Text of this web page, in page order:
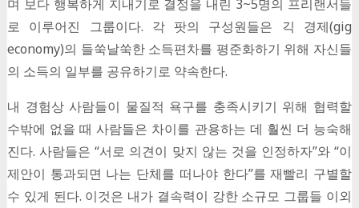
며 보다 행복하게 지내기로 결정을 내린 3~5명의 프리랜서들
로 이루어진 그룹이다. 각 팟의 구성원들은 긱 경제(gig
economy)의 들쑥날쑥한 소득편차를 평준화하기 위해 자신들
의 소득의 일부를 공유하기로 약속한다.
내 경험상 사람들이 물질적 욕구를 충족시키기 위해 협력할
수밖에 없을 때 사람들은 차이를 관용하는 데 훨씬 더 능숙해
진다. 사람들은 “서로 의견이 맞지 않는 것을 인정하자”와 “이
제안이 통과되면 나는 단체를 떠나야 한다”를 재빨리 구별할
수 있게 된다. 이것은 내가 결속력이 강한 소규모 그룹들 이외